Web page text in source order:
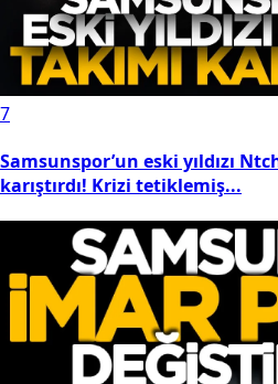
7
Samsunspor’un eski yıldızı
karıştırdı! Krizi tetiklemiş...